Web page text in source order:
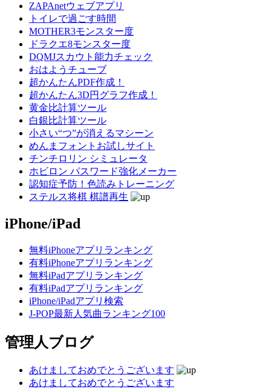
ZAPAnetウェブアプリ
トイレで過ごす時間
MOTHER3モンスター度
ドラクエ8モンスター度
DQMJスカウト能力チェック
おはようチューブ
超かんたんPDF作成！
超かんたん3D円グラフ作成！
黄金比計算ツール
白銀比計算ツール
小さい“つ”が消えるマシーン
めんまフォントお試しサイト
チンチロリン シミュレータ
ホビロン パスワード強化メーカー
認知症予防！色読みトレーニング
ステルス将棋 棋譜再生
iPhone/iPad
無料iPhoneアプリランキング
有料iPhoneアプリランキング
無料iPadアプリランキング
有料iPadアプリランキング
iPhone/iPadアプリ検索
J-POP最新人気曲ランキング100
管理人ブログ
あけましておめでとうございます
あけましておめでとうございます